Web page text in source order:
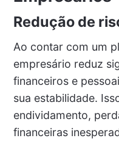
Redução de
Ao contar com um
empresário reduz
financeiros e
sua estabilidade.
endividamento,
financeiras